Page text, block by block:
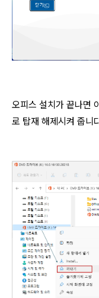
오피스 설치가 끝나면
로 탑재 해제시켜 줍니